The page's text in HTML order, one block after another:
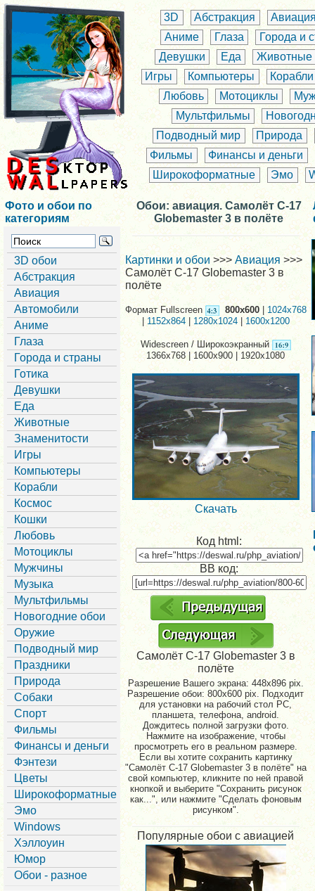
3D Абстракция
Аниме
Глаза
Города и
Девушки
Еда
Животные
Игры
Компьютеры
Корабли
Любовь
Мотоциклы
Мультфильмы
Подводный мир
Природа
Фильмы
Финансы и деньги
Широкоформатные
Эмо
Фото и обои по
категориям
3D обои
Абстракция
Авиация
Автомобили
Аниме
Глаза
Города и страны
Готика
Девушки
Еда
Животные
Знаменитости
Игры
Компьютеры
Корабли
Космос
Кошки
Любовь
Мотоциклы
Мужчины
Музыка
Мультфильмы
Новогодние обои
Оружие
Подводный мир
Праздники
Природа
Собаки
Спорт
Фильмы
Финансы и деньги
Фэнтези
Цветы
Широкоформатные
Эмо
Windows
Хэллоуин
Юмор
Обои - разное
Обои: авиация. Самолёт C-17
Globemaster 3 в полёте
Картинки и обои >>> Авиация >>>
Самолёт C-17 Globemaster 3 в
полёте
Формат Fullscreen 800x600
1024x768
1152x864 1280x1024 |1600x1200
Widescreen / Широкоэкранный
1366x768 | 1600x900 | 1920x1080
Скачать
Код html:
BB код:
Самолёт C-17 Globemaster 3 в
полёте
Разрешение Вашего экрана: 448x896 pix.
Разрешение обои: 800x600 pix. Подходит
для установки на рабочий стол PC,
планшета, телефона, android.
Дождитесь полной загрузки фото.
Нажмите на изображение, чтобы
просмотреть его в реальном размере.
Если вы хотите сохранить картинку
"Самолёт C-17 Globemaster 3 в полёте" на
свой компьютер, кликните по ней правой
кнопкой и выберите "Сохранить рисунок
как...", или нажмите "Сделать фоновым
рисунком".
Популярные обои с авиацией